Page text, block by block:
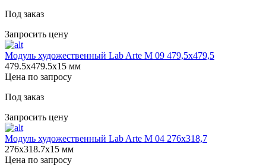
Под заказ
Запросить цену
Модуль художественный Lab Arte М 09 479,5х479,5
479.5х479.5х15 мм
Цена по запросу
Под заказ
Запросить цену
Модуль художественный Lab Arte М 04 276х318,7
276х318.7х15 мм
Цена по запросу